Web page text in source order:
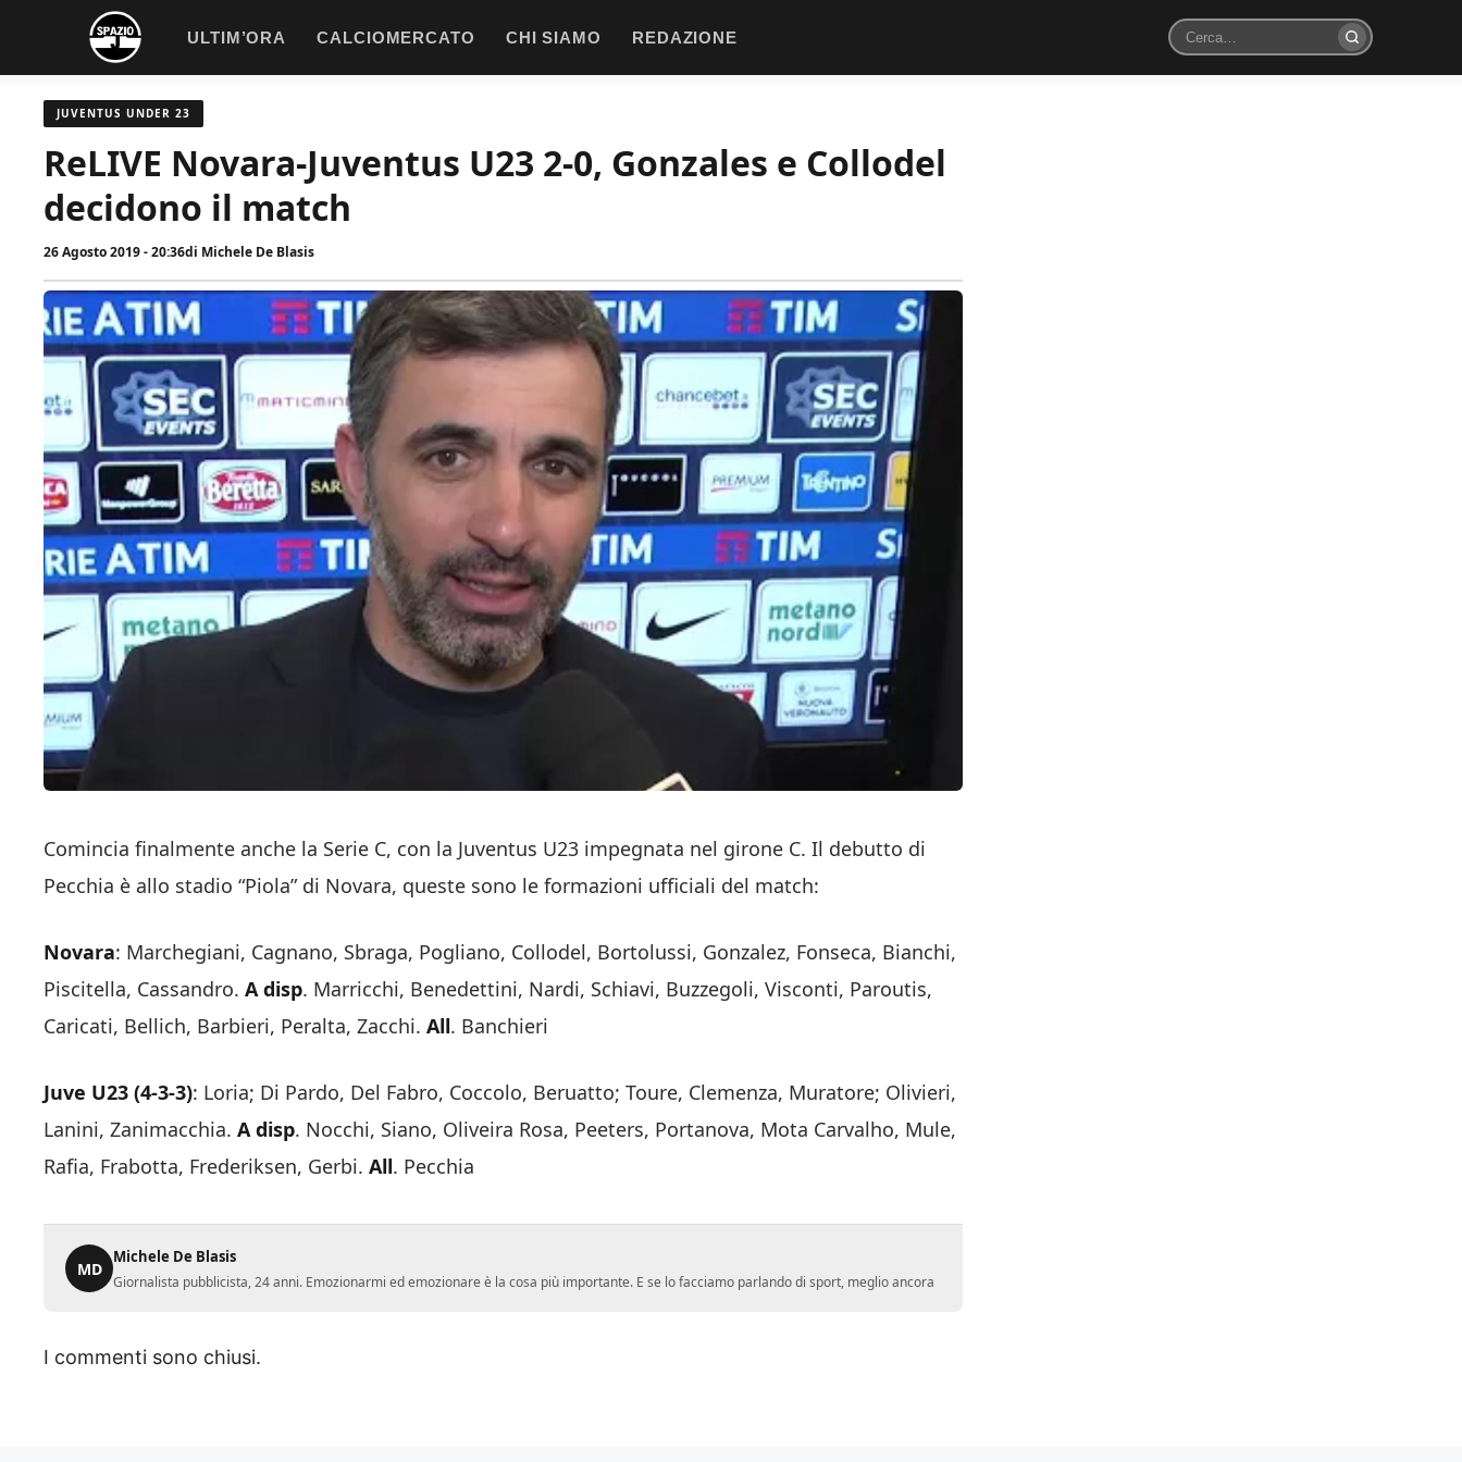
contenuto
ULTIM’ORA CALCIOMERCATO CHI SIAMO REDAZIONE
Cerca
JUVENTUS UNDER 23
ReLIVE Novara-Juventus U23 2-0, Gonzales e Collodel
decidono il match
26 Agosto 2019 - 20:36di Michele De Blasis
Comincia finalmente anche la Serie C, con la Juventus U23 impegnata nel girone C. Il debutto di
Pecchia è allo stadio “Piola” di Novara, queste sono le formazioni ufficiali del match:
Novara: Marchegiani, Cagnano, Sbraga, Pogliano, Collodel, Bortolussi, Gonzalez, Fonseca, Bianchi,
Piscitella, Cassandro. A disp. Marricchi, Benedettini, Nardi, Schiavi, Buzzegoli, Visconti, Paroutis,
Caricati, Bellich, Barbieri, Peralta, Zacchi. All. Banchieri
Juve U23 (4-3-3): Loria; Di Pardo, Del Fabro, Coccolo, Beruatto; Toure, Clemenza, Muratore; Olivieri,
Lanini, Zanimacchia. A disp. Nocchi, Siano, Oliveira Rosa, Peeters, Portanova, Mota Carvalho, Mule,
Rafia, Frabotta, Frederiksen, Gerbi. All. Pecchia
MD
Michele De Blasis
Giornalista pubblicista, 24 anni. Emozionarmi ed emozionare è la cosa più importante. E se lo facciamo parlando di sport, meglio ancora
I commenti sono chiusi.